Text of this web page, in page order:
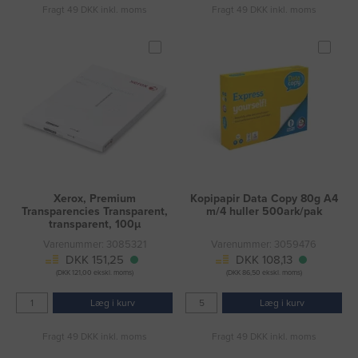
Fragt 49 DKK inkl. moms Fragt 49 DKK inkl. moms
Xerox, Premium
Transparencies Transparent,
transparent, 100µ
Varenummer: 3085321
DKK 151,25
(DKK 121,00 ekskl. moms)
Læg i kurv
Fragt 49 DKK inkl. moms
Kopipapir Data Copy 80g A4
m/4 huller 500ark/pak
Varenummer: 3059476
DKK 108,13
(DKK 86,50 ekskl. moms)
Læg i kurv
Fragt 49 DKK inkl. moms